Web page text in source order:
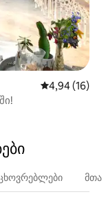
საშუალო
4,94 (16)